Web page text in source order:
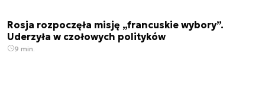
Rosja rozpoczęła misję „francuskie wybory”.
Uderzyła w czołowych polityków
9 min.